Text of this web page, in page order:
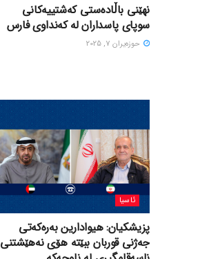
نهێنی باڵادەستی کەشتییەکانی
سوپای پاسداران لە کەنداوی فارس
حوزه‌یران 7, 2025
ئاسیا
پزیشکیان: هیوادارین بەرەکەتی
جەژنی قوربان ببێتە هۆی نەهێشتنی